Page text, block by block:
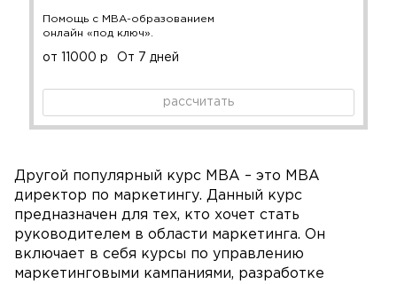
Помощь с MBA-образованием
онлайн «под ключ».
от 11000 р От 7 дней
рассчитать
Другой популярный курс MBA – это MBA
директор по маркетингу. Данный курс
предназначен для тех, кто хочет стать
руководителем в области маркетинга. Он
включает в себя курсы по управлению
маркетинговыми кампаниями, разработке